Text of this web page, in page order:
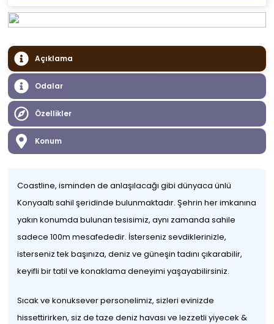
Açıklama
Odalar
Özellikler
Konum
Coastline, isminden de anlaşılacağı gibi dünyaca ünlü
Konyaaltı sahil şeridinde bulunmaktadır. Şehrin her imkanına
yakın konumda bulunan tesisimiz, aynı zamanda sahile
sadece 100m mesafededir. İsterseniz sevdiklerinizle,
isterseniz tek başınıza, deniz ve güneşin tadını çıkarabilir,
keyifli bir tatil ve konaklama deneyimi yaşayabilirsiniz.
Sıcak ve konuksever personelimiz, sizleri evinizde
hissettirirken, siz de taze deniz havası ve lezzetli yiyecek &